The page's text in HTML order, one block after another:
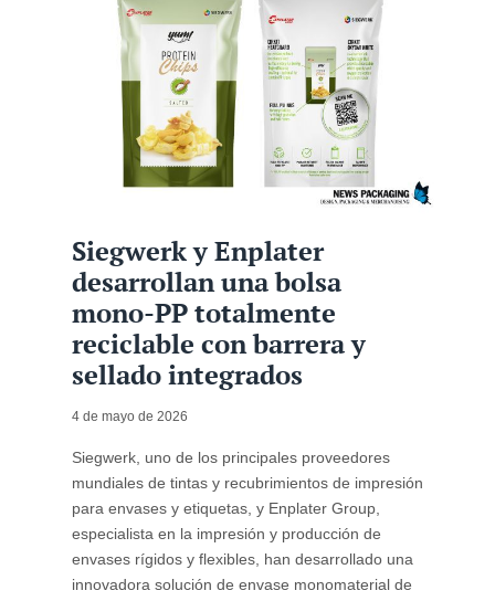
Siegwerk y Enplater
desarrollan una bolsa
mono-PP totalmente
reciclable con barrera y
sellado integrados
4 de mayo de 2026
Siegwerk, uno de los principales proveedores
mundiales de tintas y recubrimientos de impresión
para envases y etiquetas, y Enplater Group,
especialista en la impresión y producción de
envases rígidos y flexibles, han desarrollado una
innovadora solución de envase monomaterial de